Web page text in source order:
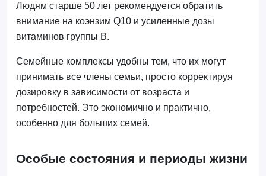
Людям старше 50 лет рекомендуется обратить
внимание на коэнзим Q10 и усиленные дозы
витаминов группы B.
Семейные комплексы удобны тем, что их могут
принимать все члены семьи, просто корректируя
дозировку в зависимости от возраста и
потребностей. Это экономично и практично,
особенно для больших семей.
Особые состояния и периоды жизни